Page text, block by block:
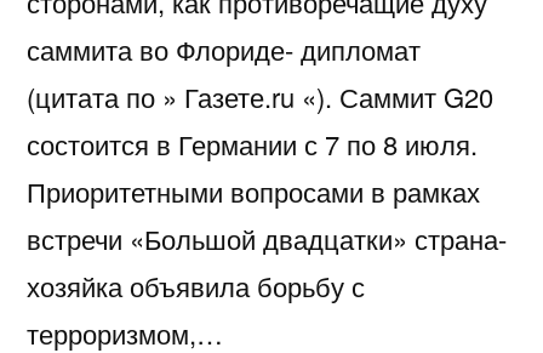
саммита во Флориде- дипломат
(цитата по » Газете.ru «). Саммит G20
состоится в Германии с 7 по 8 июля.
Приоритетными вопросами в рамках
встречи «Большой двадцатки» страна-
хозяйка объявила борьбу с
терроризмом,…